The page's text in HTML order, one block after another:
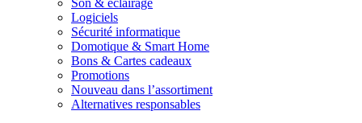
Son & éclairage
Logiciels
Sécurité informatique
Domotique & Smart Home
Bons & Cartes cadeaux
Promotions
Nouveau dans l’assortiment
Alternatives responsables